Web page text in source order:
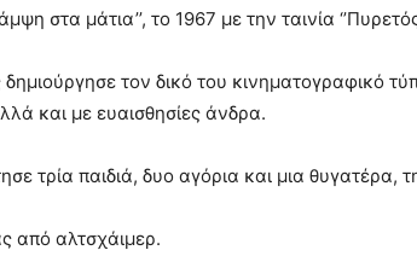
στα μάτια’’, το 1967 με την ταινία
τον δικό του κινηματογραφικό
και με ευαισθησίες άνδρα.
τρία παιδιά, δυο αγόρια και μια θυγατέρα,
από αλτσχάιμερ.